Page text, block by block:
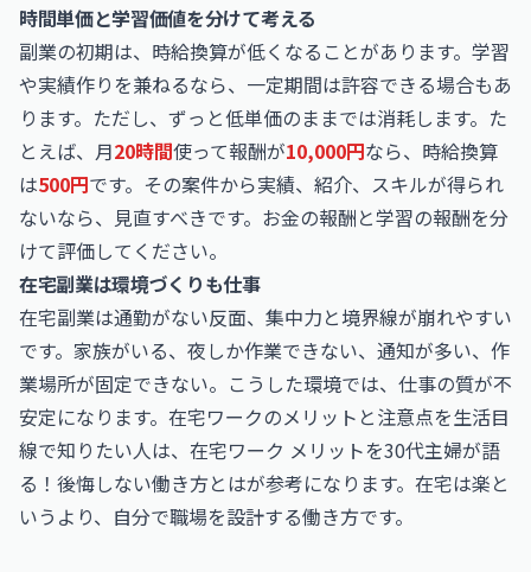
時間単価と学習価値を分けて考える
副業の初期は、時給換算が低くなることがあります。学習
や実績作りを兼ねるなら、一定期間は許容できる場合もあ
ります。ただし、ずっと低単価のままでは消耗します。た
とえば、月20時間使って報酬が10,000円なら、時給換算
は500円です。その案件から実績、紹介、スキルが得られ
ないなら、見直すべきです。お金の報酬と学習の報酬を分
けて評価してください。
在宅副業は環境づくりも仕事
在宅副業は通勤がない反面、集中力と境界線が崩れやすい
です。家族がいる、夜しか作業できない、通知が多い、作
業場所が固定できない。こうした環境では、仕事の質が不
安定になります。在宅ワークのメリットと注意点を生活目
線で知りたい人は、 在宅ワーク メリットを30代主婦が語
る！後悔しない働き方とはが参考になります。在宅は楽と
いうより、自分で職場を設計する働き方です。